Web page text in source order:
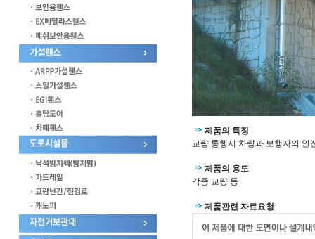
제품의 특징
교량 통행시 차량과 보행자의 안
제품의 용도
각종 교량 등
제품관련 자료요청